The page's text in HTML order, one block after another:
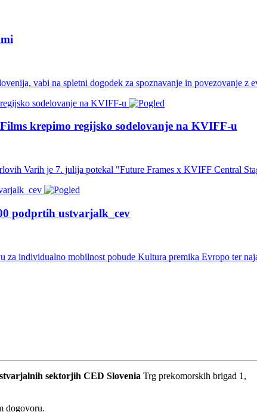
vabi na spletni dogodek za spoznavanje in povezovanje z
krepimo regijsko sodelovanje na KVIFF-u
Varih je 7. julija potekal "Future Frames x KVIFF Central
podprtih ustvarjalk_cev
za individualno mobilnost pobude Kultura premika Evropo ter
sektorjih CED Slovenia Trg prekomorskih brigad 1,
dogovoru.